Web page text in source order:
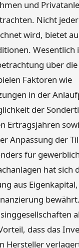
und
Nicht
wird, bietet
Wesentlich
über
Faktoren wie
in der
der
Ertragsjahren
Anpassung der
für
hat sich
aus
dass das
Hersteller